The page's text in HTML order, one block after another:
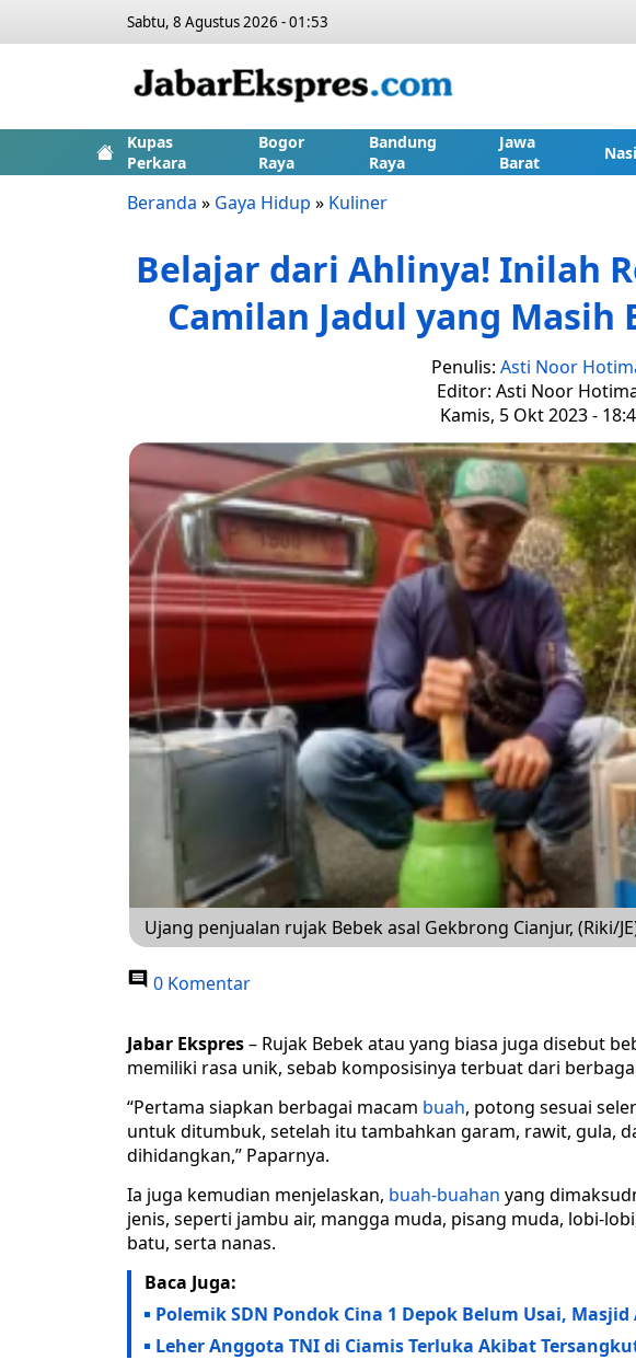
Sabtu, 8 Agustus 2026 - 01:53
Kupas
Perkara
Bogor
Raya
Bandung
Raya
Jawa
Barat
Beranda » Gaya Hidup » Kuliner
Belajar dari Ahlinya! Inilah
Camilan Jadul yang Masih
Penulis: Asti Noor
Editor: Asti Noor
Kamis, 5 Okt 2023 -
Ujang penjualan rujak Bebek asal Gekbrong Cianjur, (Riki/
0 Komentar
Jabar Ekspres– Rujak Bebek atau yang biasa juga disebut
memiliki rasa unik, sebab komposisinya terbuat dari
“Pertama siapkan berbagai macam buah, potong sesuai
untuk ditumbuk, setelah itu tambahkan garam, rawit, gula,
dihidangkan,” Paparnya.
Ia juga kemudian menjelaskan, buah-buahan yang
jenis, seperti jambu air, mangga muda, pisang muda, lobi-
batu, serta nanas.
Baca Juga:
Polemik SDN Pondok Cina 1 Depok Belum Usai,
Leher Anggota TNI di Ciamis Terluka Akibat